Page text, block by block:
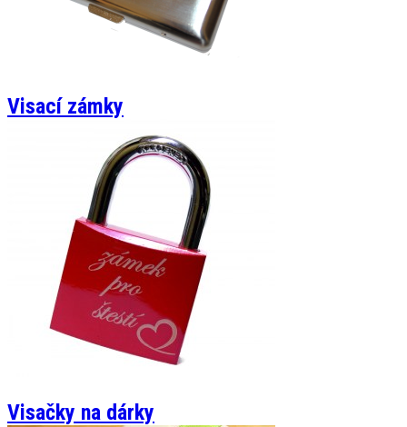
Visací zámky
Visačky na dárky